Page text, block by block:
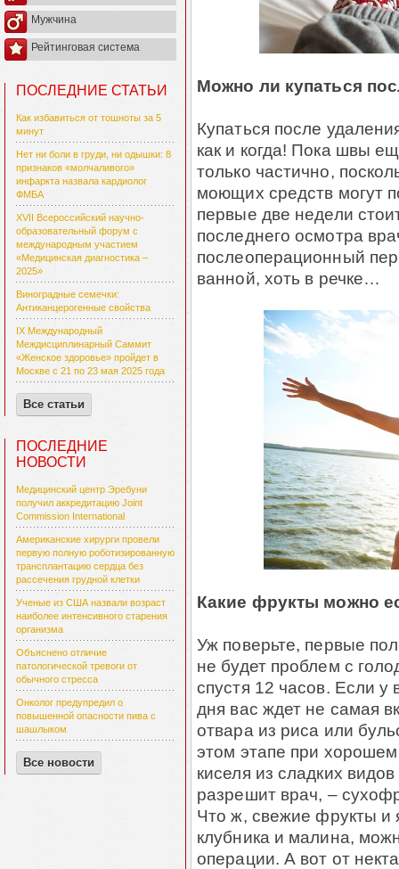
Мужчина
Рейтинговая система
ПОСЛЕДНИЕ СТАТЬИ
Как избавиться от тошноты за 5
минут
Нет ни боли в груди, ни одышки: 8
признаков «молчаливого»
инфаркта назвала кардиолог
ФМБА
XVII Всероссийский научно-
образовательный форум с
международным участием
«Медицинская диагностика –
2025»
Виноградные семечки:
Антиканцерогенные свойства
IX Международный
Междисциплинарный Саммит
«Женское здоровье» пройдет в
Москве с 21 по 23 мая 2025 года
Все статьи
ПОСЛЕДНИЕ
НОВОСТИ
Медицинский центр Эребуни
получил аккредитацию Joint
Commission International
Американские хирурги провели
первую полную роботизированную
трансплантацию сердца без
рассечения грудной клетки
Ученые из США назвали возраст
наиболее интенсивного старения
организма
Объяснено отличие
патологической тревоги от
обычного стресса
Онколог предупредил о
повышенной опасности пива с
шашлыком
Все новости
Можно ли купаться
Купаться после
как и когда! Пока швы
только частично,
моющих средств могут
первые две недели
последнего осмотра
послеоперационный
ванной, хоть в речке…
Какие фрукты можно
Уж поверьте, первые
не будет проблем с
спустя 12 часов. Если у
дня вас ждет не самая
отвара из риса или
этом этапе при
киселя из сладких
разрешит врач, –
Что ж, свежие фрукты и
клубника и малина,
операции. А вот от